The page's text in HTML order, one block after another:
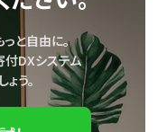
と自由に。
付DXシステム
う。